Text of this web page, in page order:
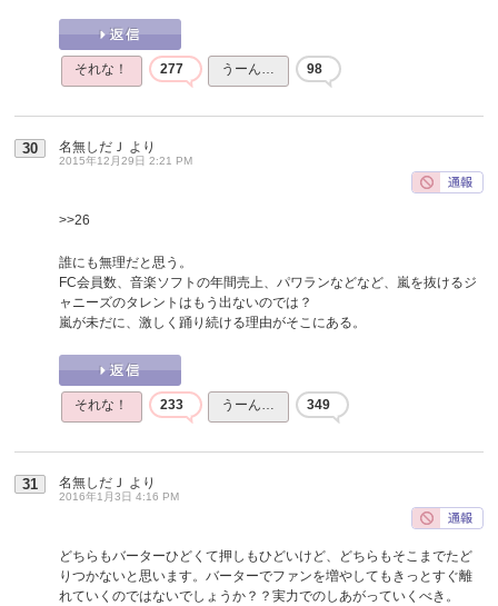
それな！ 277 うーん… 98
30 名無しだＪ より
2015年12月29日 2:21 PM
>>26
誰にも無理だと思う。
FC会員数、音楽ソフトの年間売上、パワランなどなど、嵐を抜けるジ
ャニーズのタレントはもう出ないのでは？
嵐が未だに、激しく踊り続ける理由がそこにある。
それな！ 233 うーん… 349
31 名無しだＪ より
2016年1月3日 4:16 PM
どちらもバーターひどくて押しもひどいけど、どちらもそこまでたど
りつかないと思います。バーターでファンを増やしてもきっとすぐ離
れていくのではないでしょうか？？実力でのしあがっていくべき。